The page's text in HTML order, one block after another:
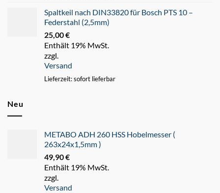
Spaltkeil nach DIN33820 für Bosch PTS 10 –
Federstahl (2,5mm)
25,00€
Enthält 19% MwSt.
zzgl.
Versand
Lieferzeit: sofort lieferbar
Neu
METABO ADH 260 HSS Hobelmesser (
263x24x1,5mm )
49,90€
Enthält 19% MwSt.
zzgl.
Versand